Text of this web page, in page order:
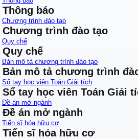
Thông báo
Chương trình đào tạo
Chương trình đào tạo
Quy chế
Quy chế
Bản mô tả chương trình đào tạo
Bản mô tả chương trình
Sổ tay học viên Toán Giải tích
Sổ tay học viên Toán Giải
Đề án mở ngành
Đề án mở ngành
Tiến sĩ hóa hữu cơ
Tiến sĩ hóa hữu cơ